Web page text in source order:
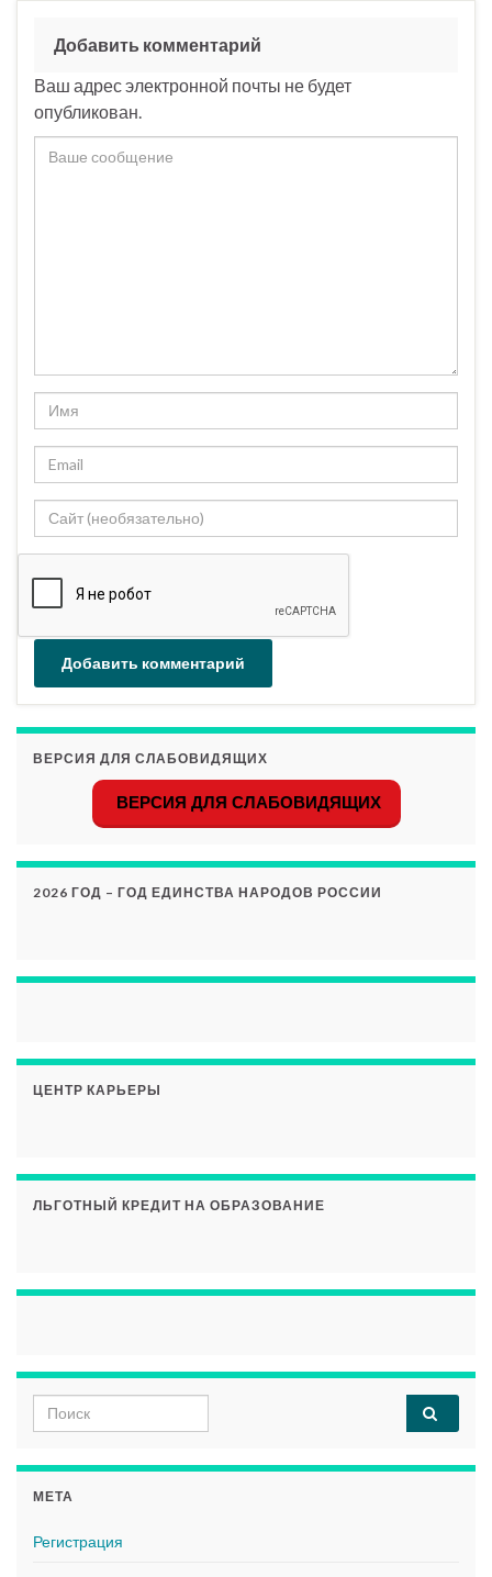
Добавить комментарий
Ваш адрес электронной почты не будет
опубликован.
ВЕРСИЯ ДЛЯ СЛАБОВИДЯЩИХ
ВЕРСИЯ ДЛЯ СЛАБОВИДЯЩИХ
2026 ГОД – ГОД ЕДИНСТВА НАРОДОВ РОССИИ
ЦЕНТР КАРЬЕРЫ
ЛЬГОТНЫЙ КРЕДИТ НА ОБРАЗОВАНИЕ
Search for:
МЕТА
Регистрация